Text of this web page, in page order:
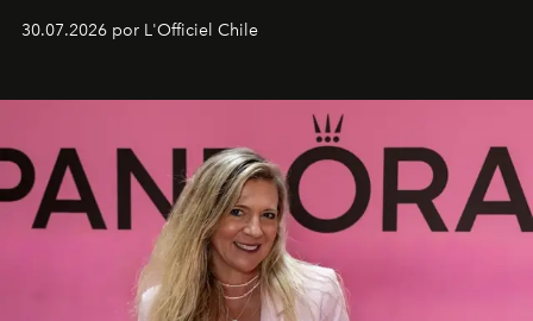
fusiona moda y rendimiento.
30.07.2026 por L'Officiel Chile